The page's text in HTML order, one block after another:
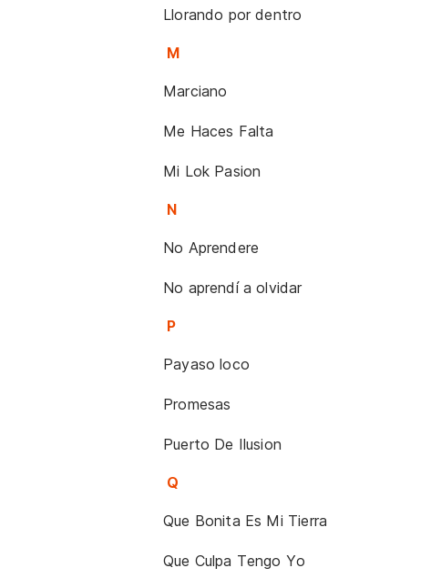
Llorando por dentro
M
Marciano
Me Haces Falta
Mi Lok Pasion
N
No Aprendere
No aprendí a olvidar
P
Payaso loco
Promesas
Puerto De Ilusion
Q
Que Bonita Es Mi Tierra
Que Culpa Tengo Yo